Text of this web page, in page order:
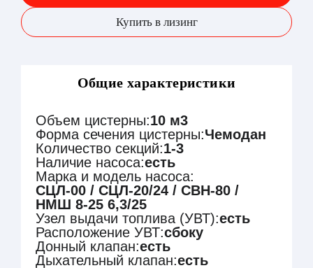
Купить в лизинг
Общие характеристики
Объем цистерны:10 м3
Форма сечения цистерны:Чемодан
Количество секций:1-3
Наличие насоса:есть
Марка и модель насоса:
СЦЛ-00 / СЦЛ-20/24 / СВН-80 /
НМШ 8-25 6,3/25
Узел выдачи топлива (УВТ):есть
Расположение УВТ:сбоку
Донный клапан:есть
Дыхательный клапан:есть